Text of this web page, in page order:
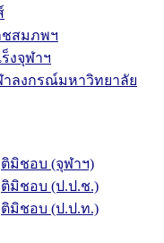
ชสมภพฯ
งจุฬาฯ
าลงกรณ์มหาวิทยาลัย
มิชอบ (จุฬาฯ)
มิชอบ (ป.ป.ช.)
มิชอบ (ป.ป.ท.)